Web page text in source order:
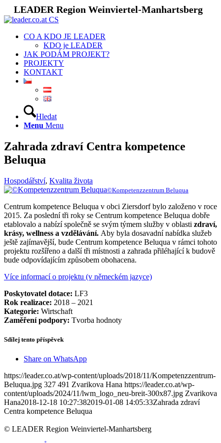
LEADER Region Weinviertel-Manhartsberg
CO A KDO JE LEADER
KDO je LEADER
JAK PODÁM PROJEKT?
PROJEKTY
KONTAKT
Hledat
Menu Menu
Zahrada zdraví Centra kompetence
Beluqua
Hospodářství, Kvalita života
©Kompetenzzentrum Beluqua
Centrum kompetence Beluqua v obci Ziersdorf bylo založeno v roce
2015. Za poslední tři roky se Centrum kompetence Beluqua dobře
etablovalo a nabízí společně se svým týmem služby v oblasti zdraví,
krásy, wellness a vzdělávání. Aby byla dosavadní nabídka služeb
ještě zajímavější, bude Centrum kompetence Beluqua v rámci tohoto
projektu rozšířeno a další tři místnosti a zahrada přiléhající k budově
bude odpovídajícím způsobem obohacena.
Více informací o projektu (v německém jazyce)
Poskytovatel dotace: LF3
Rok realizace: 2018 – 2021
Kategorie: Wirtschaft
Zaměření podpory: Tvorba hodnoty
Sdílej tento příspěvek
Share on WhatsApp
https://leader.co.at/wp-content/uploads/2018/11/Kompetenzzentrum-
Beluqua.jpg 327 491 Zvarikova Hana https://leader.co.at/wp-
content/uploads/2024/11/lwm_logo_neu-breit-300x87.jpg Zvarikova
Hana2018-12-18 10:27:382019-01-08 14:05:33Zahrada zdraví
Centra kompetence Beluqua
© LEADER Region Weinviertel-Manhartsberg